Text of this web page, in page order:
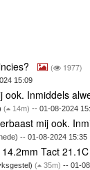
( 1977)
15:09
ook. Inmiddels
( 14m) -- 01-08-2024
mij ook.
-- 01-08-2024 15:35
Tact 21.1C
( 35m) -- 01-